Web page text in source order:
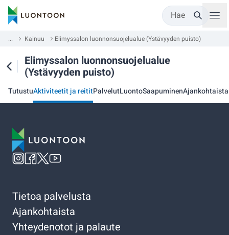
Hae
... Kainuu Elimyssalon luonnonsuojelualue (Ystävyyden puisto)
Elimyssalon luonnonsuojelualue
(Ystävyyden puisto)
TutustuAktiviteetit ja reititPalvelutLuontoSaapuminenAjankohtaista
Tietoa palvelusta
Ajankohtaista
Yhteydenotot ja palaute